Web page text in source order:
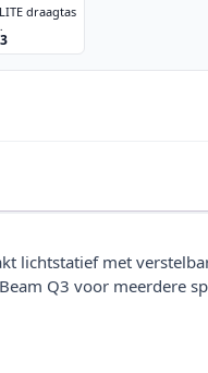
draagtas
50 EU
lichtstatief met
Q3 voor meerdere